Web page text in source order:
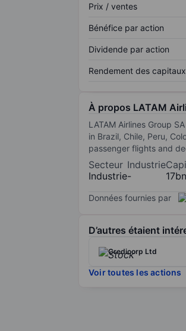
Prix / ventes
Bénéfice par action
Dividende par action
Rendement des
À propos LATAM
LATAM Airlines Group
in Brazil, Chile, Peru,
passenger flights and
Secteur
Industrie
Industrie
-
17bn
Données fournies par
D’autres étaient
Credicorp Ltd
Voir toutes les actions